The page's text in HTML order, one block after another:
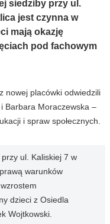
siedziby przy ul.
jest czynna w
mają okazję
pod fachowym
nowej placówki odwiedzili
i Barbara Moraczewska –
i spraw społecznych.
ul. Kaliskiej 7 w
warunków
dzieci z Osiedla
Wojtkowski.